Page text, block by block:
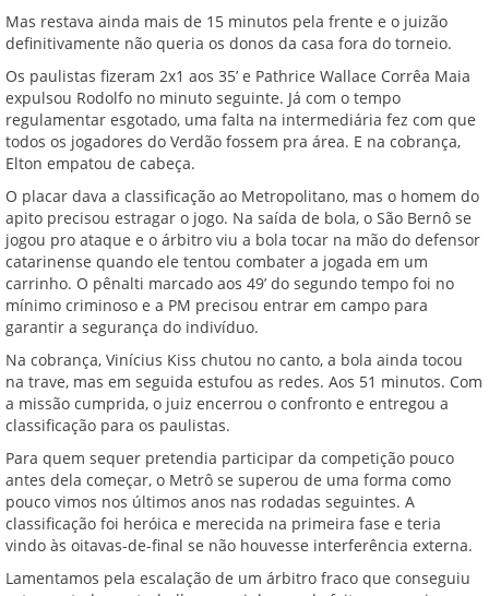
Mas restava ainda mais de 15 minutos pela frente e o juizão
definitivamente não queria os donos da casa fora do torneio.
Os paulistas fizeram 2x1 aos 35’ e Pathrice Wallace Corrêa Maia
expulsou Rodolfo no minuto seguinte. Já com o tempo
regulamentar esgotado, uma falta na intermediária fez com que
todos os jogadores do Verdão fossem pra área. E na cobrança,
Elton empatou de cabeça.
O placar dava a classificação ao Metropolitano, mas o homem do
apito precisou estragar o jogo. Na saída de bola, o São Bernô se
jogou pro ataque e o árbitro viu a bola tocar na mão do defensor
catarinense quando ele tentou combater a jogada em um
carrinho. O pênalti marcado aos 49’ do segundo tempo foi no
mínimo criminoso e a PM precisou entrar em campo para
garantir a segurança do indivíduo.
Na cobrança, Vinícius Kiss chutou no canto, a bola ainda tocou
na trave, mas em seguida estufou as redes. Aos 51 minutos. Com
a missão cumprida, o juiz encerrou o confronto e entregou a
classificação para os paulistas.
Para quem sequer pretendia participar da competição pouco
antes dela começar, o Metrô se superou de uma forma como
pouco vimos nos últimos anos nas rodadas seguintes. A
classificação foi heróica e merecida na primeira fase e teria
vindo às oitavas-de-final se não houvesse interferência externa.
Lamentamos pela escalação de um árbitro fraco que conseguiu